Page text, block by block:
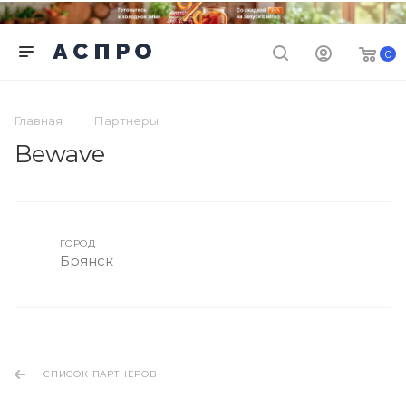
0
Главная Партнеры
Bewave
ГОРОД
Брянск
СПИСОК ПАРТНЕРОВ